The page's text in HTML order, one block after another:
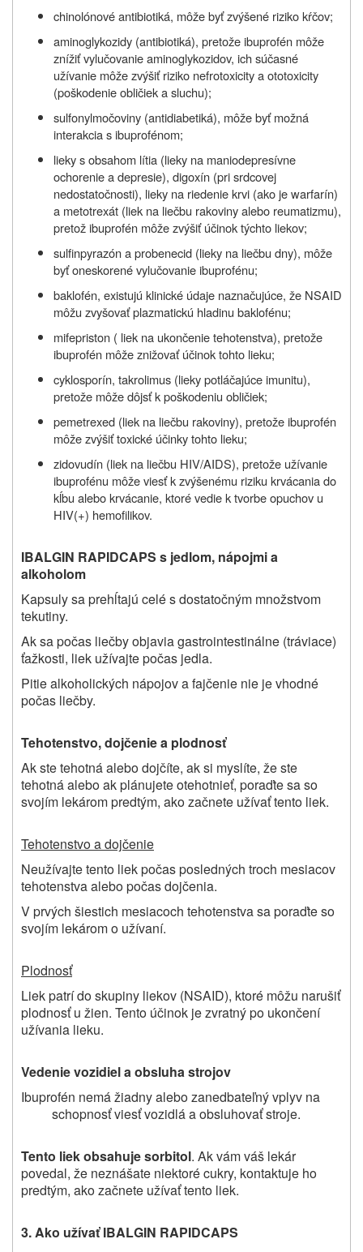
chinolónové antibiotiká, môže byť zvýšené riziko kŕčov;
aminoglykozidy (antibiotiká), pretože ibuprofén môže
znížiť vylučovanie aminoglykozidov, ich súčasné
užívanie môže zvýšiť riziko nefrotoxicity a ototoxicity
(poškodenie obličiek a sluchu);
sulfonylmočoviny (antidiabetiká), môže byť možná
interakcia s ibuprofénom;
lieky s obsahom lítia (lieky na maniodepresívne
ochorenie a depresie), digoxín (pri srdcovej
nedostatočnosti), lieky na riedenie krvi (ako je warfarín)
a metotrexát (liek na liečbu rakoviny alebo reumatizmu),
pretož ibuprofén môže zvýšiť účinok týchto liekov;
sulfinpyrazón a probenecid (lieky na liečbu dny), môže
byť oneskorené vylučovanie ibuprofénu;
baklofén, existujú klinické údaje naznačujúce, že NSAID
môžu zvyšovať plazmatickú hladinu baklofénu;
mifepriston ( liek na ukončenie tehotenstva), pretože
ibuprofén môže znižovať účinok tohto lieku;
cyklosporín, takrolimus (lieky potláčajúce imunitu),
pretože môže dôjsť k poškodeniu obličiek;
pemetrexed (liek na liečbu rakoviny), pretože ibuprofén
môže zvýšiť toxické účinky tohto lieku;
zidovudín (liek na liečbu HIV/AIDS), pretože užívanie
ibuprofénu môže viesť k zvýšenému riziku krvácania do
kĺbu alebo krvácanie, ktoré vedie k tvorbe opuchov u
HIV(+) hemofilikov.
IBALGIN RAPIDCAPS s jedlom, nápojmi a
alkoholom
Kapsuly sa prehĺtajú celé s dostatočným množstvom
tekutiny.
Ak sa počas liečby objavia gastrointestinálne (tráviace)
ťažkosti, liek užívajte počas jedla.
Pitie alkoholických nápojov a fajčenie nie je vhodné
počas liečby.
Tehotenstvo, dojčenie a plodnosť
Ak ste tehotná alebo dojčíte, ak si myslíte, že ste
tehotná alebo ak plánujete otehotnieť, poraďte sa so
svojím lekárom predtým, ako začnete užívať tento liek.
Tehotenstvo a dojčenie
Neužívajte tento liek počasposledných troch mesiacov
tehotenstva alebo počas dojčenia.
Vprvých šiestich mesiacoch tehotenstva sa poraďte so
svojím lekárom o užívaní.
Plodnosť
Liek patrí do skupiny liekov (NSAID), ktoré môžu narušiť
plodnosť u žien. Tento účinok je zvratný po ukončení
užívania lieku.
Vedenie vozidiel a obsluha strojov
Ibuprofén nemá žiadny alebo zanedbateľný vplyv na
schopnosť viesť vozidlá a obsluhovať stroje.
Tento liek obsahuje sorbitol. Ak vám váš lekár
povedal, že neznášate niektoré cukry, kontaktuje ho
predtým, ako začnete užívať tento liek.
3. Ako užívať IBALGIN RAPIDCAPS